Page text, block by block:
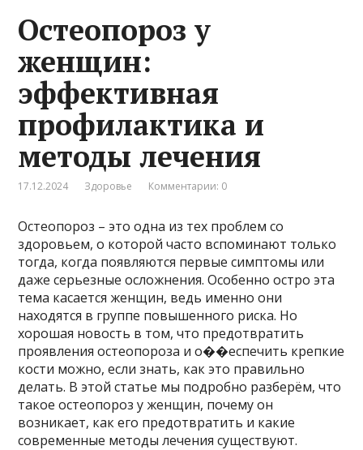
Остеопороз у
женщин:
эффективная
профилактика и
методы лечения
17.12.2024 Здоровье Комментарии: 0
Остеопороз – это одна из тех проблем со
здоровьем, о которой часто вспоминают только
тогда, когда появляются первые симптомы или
даже серьезные осложнения. Особенно остро эта
тема касается женщин, ведь именно они
находятся в группе повышенного риска. Но
хорошая новость в том, что предотвратить
проявления остеопороза и о��еспечить крепкие
кости можно, если знать, как это правильно
делать. В этой статье мы подробно разберём, что
такое остеопороз у женщин, почему он
возникает, как его предотвратить и какие
современные методы лечения существуют.